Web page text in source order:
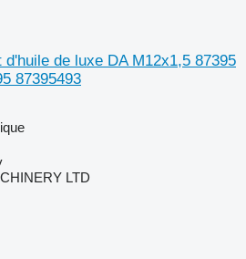
de luxe DA M12x1,5 87395
87395493
LTD